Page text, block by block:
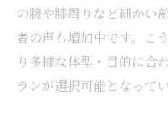
の腕や膝周りなど細かい
者の声も増加中です。こ
り多様な体型・目的に合
ランが選択可能となってい